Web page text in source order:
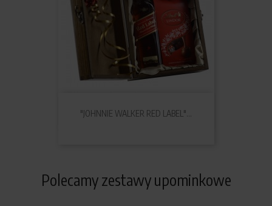
"JOHNNIE WALKER RED LABEL"...
Polecamy zestawy upominkowe